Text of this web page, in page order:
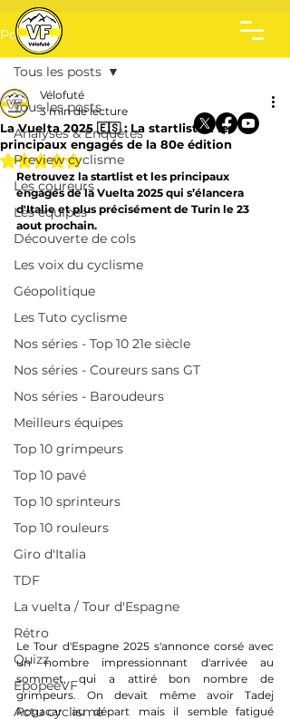
Post
Tous les posts
Analyses & Enquêtes
Preview cyclisme
Les coureurs
Les équipes
Découverte de cols
Les voix du cyclisme
Géopolitique
Les Tuto cyclisme
Nos séries - Top 10 21e siècle
Nos séries - Coureurs sans GT
Nos séries - Baroudeurs
Meilleurs équipes
Top 10 grimpeurs
Top 10 pavé
Top 10 sprinteurs
Top 10 rouleurs
Giro d'Italia
TDF
La vuelta / Tour d'Espagne
Rétro
Quizz
EpopeeVF
Actu cyclisme
Tous les posts
La Vuelta 2025 🇪🇸 : La startlist et les
principaux engagés de la 80e édition
Vélofuté
3 min de lecture
Noté NaN étoiles sur 5.
Retrouvez la startlist et les principaux
engagés de la Vuelta 2025 qui s’élancera
d'Italie et plus précisément de Turin le 23
aout prochain.
Le Tour d'Espagne 2025 s'annonce corsé avec
un nombre impressionnant d'arrivée au
sommet, qui a attiré bon nombre de
grimpeurs. On devait même avoir Tadej
Pogacar au départ mais il semble fatigué